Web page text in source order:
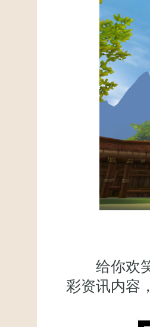
给你欢笑
彩资讯内容